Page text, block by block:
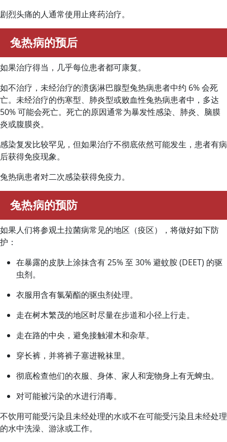
剧烈头痛的人通常使用止疼药治疗。
兔热病的预后
如果治疗得当，几乎每位患者都可康复。
如不治疗，未经治疗的溃疡淋巴腺型兔热病患者中约 6% 会死
亡。未经治疗的伤寒型、肺炎型或败血性兔热病患者中，多达
50% 可能会死亡。死亡的原因通常为暴发性感染、肺炎、脑膜
炎或腹膜炎。
感染复发比较罕见，但如果治疗不彻底依然可能发生，患者有病
后获得免疫现象。
兔热病患者对二次感染获得免疫力。
兔热病的预防
如果人们将参观土拉菌病常见的地区（疫区），将做好如下防
护：
在暴露的皮肤上涂抹含有 25% 至 30% 避蚊胺 (DEET) 的驱
虫剂。
衣服用含有氯菊酯的驱虫剂处理。
走在树木繁茂的地区时尽量在步道和小径上行走。
走在路的中央，避免接触灌木和杂草。
穿长裤，并将裤子塞进靴袜里。
彻底检查他们的衣服、身体、家人和宠物身上有无蜱虫。
对可能被污染的水进行消毒。
不饮用可能受污染且未经处理的水或不在可能受污染且未经处理
的水中洗澡、游泳或工作。